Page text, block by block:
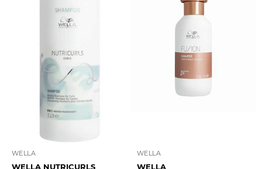
WELLA
WELLA NUTRICURLS
WELLA
WELLA